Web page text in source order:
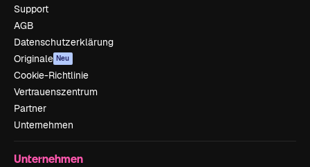
Support
AGB
Datenschutzerklärung
Originale Neu
Cookie-Richtlinie
Vertrauenszentrum
Partner
Unternehmen
Unternehmen